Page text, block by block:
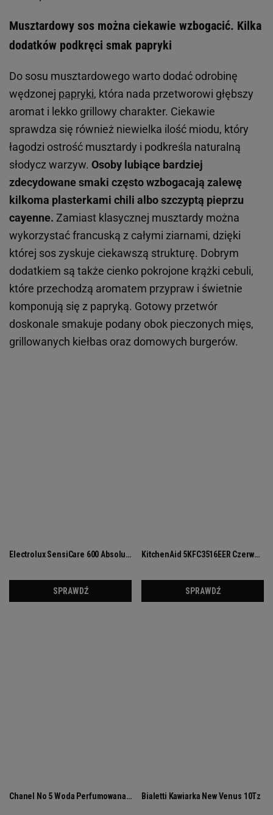
Musztardowy sos można ciekawie wzbogacić. Kilka
dodatków podkręci smak papryki
Do sosu musztardowego warto dodać odrobinę
wędzonej papryki, która nada przetworowi głębszy
aromat i lekko grillowy charakter. Ciekawie
sprawdza się również niewielka ilość miodu, który
łagodzi ostrość musztardy i podkreśla naturalną
słodycz warzyw. Osoby lubiące bardziej
zdecydowane smaki często wzbogacają zalewę
kilkoma plasterkami chili albo szczyptą pieprzu
cayenne. Zamiast klasycznej musztardy można
wykorzystać francuską z całymi ziarnami, dzięki
której sos zyskuje ciekawszą strukturę. Dobrym
dodatkiem są także cienko pokrojone krążki cebuli,
które przechodzą aromatem przypraw i świetnie
komponują się z papryką. Gotowy przetwór
doskonale smakuje podany obok pieczonych mięs,
grillowanych kiełbas oraz domowych burgerów.